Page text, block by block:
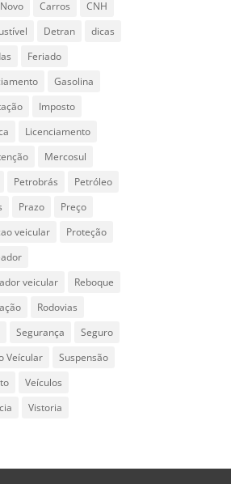
Carros
CNH
Detran
dicas
Feriado
Gasolina
Imposto
Licenciamento
Mercosul
Petrobrás
Petróleo
Prazo
Preço
veicular
Proteção
veicular
Reboque
Rodovias
Segurança
Seguro
Veícular
Suspensão
Veículos
Vistoria